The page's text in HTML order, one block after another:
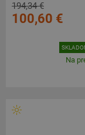
194,34 €
100,60 €
Na